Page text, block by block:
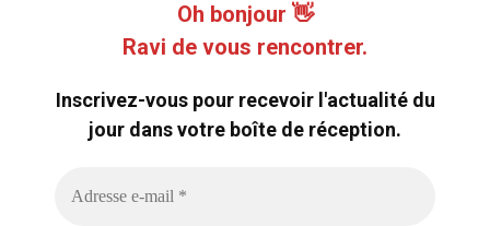
Oh bonjour 👋
Ravi de vous rencontrer.
Inscrivez-vous pour recevoir l'actualité du
jour dans votre boîte de réception.